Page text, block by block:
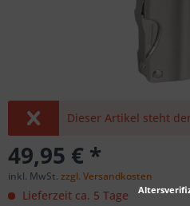
Dieser Artikel steht
49,95 € *
inkl. MwSt. zzgl. Versandkosten
Lieferzeit ca. 5 Tage